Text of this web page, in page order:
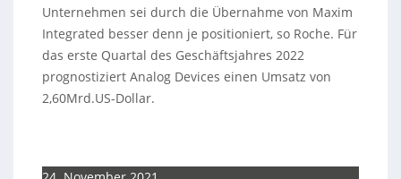
Unternehmen sei durch die Übernahme von Maxim
Integrated besser denn je positioniert, so Roche. Für
das erste Quartal des Geschäftsjahres 2022
prognostiziert Analog Devices einen Umsatz von
2,60Mrd.US-Dollar.